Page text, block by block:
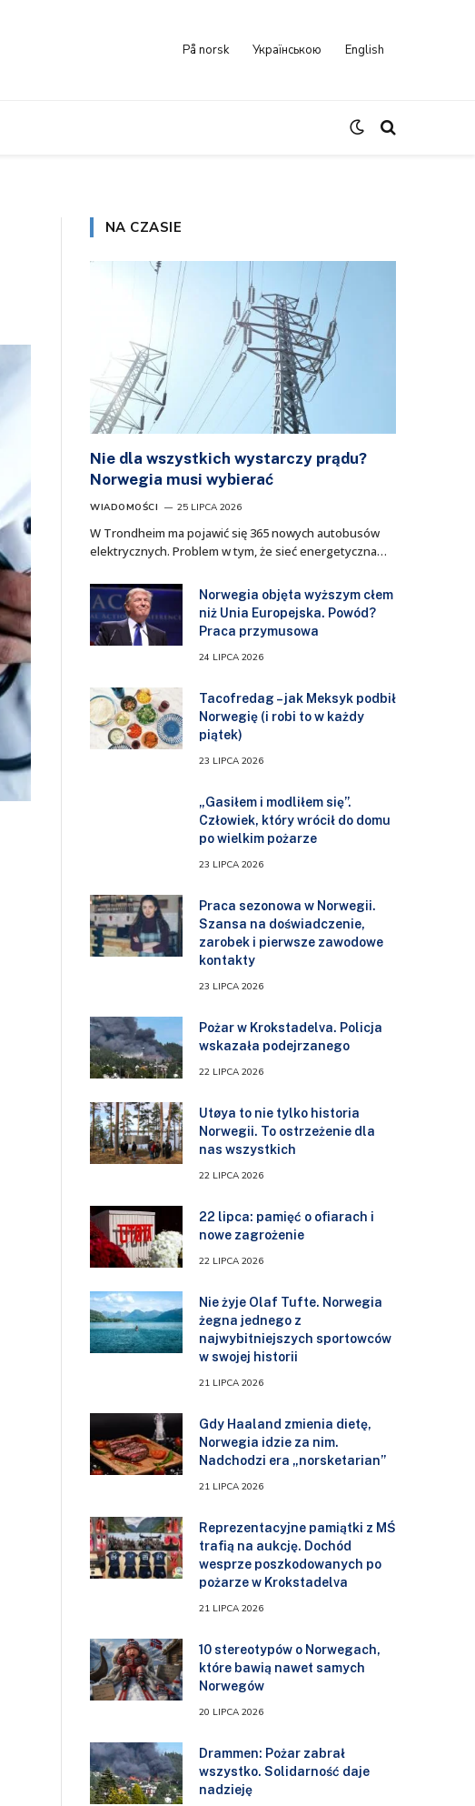
På norsk Українською English
NA CZASIE
Nie dla wszystkich wystarczy prądu?
Norwegia musi wybierać
WIADOMOŚCI 25 LIPCA 2026
W Trondheim ma pojawić się 365 nowych autobusów
elektrycznych. Problem w tym, że sieć energetyczna…
Norwegia objęta wyższym cłem
niż Unia Europejska. Powód?
Praca przymusowa
24 LIPCA 2026
Tacofredag – jak Meksyk podbił
Norwegię (i robi to w każdy
piątek)
23 LIPCA 2026
„Gasiłem i modliłem się”.
Człowiek, który wrócił do domu
po wielkim pożarze
23 LIPCA 2026
Praca sezonowa w Norwegii.
Szansa na doświadczenie,
zarobek i pierwsze zawodowe
kontakty
23 LIPCA 2026
Pożar w Krokstadelva. Policja
wskazała podejrzanego
22 LIPCA 2026
Utøya to nie tylko historia
Norwegii. To ostrzeżenie dla
nas wszystkich
22 LIPCA 2026
22 lipca: pamięć o ofiarach i
nowe zagrożenie
22 LIPCA 2026
Nie żyje Olaf Tufte. Norwegia
żegna jednego z
najwybitniejszych sportowców
w swojej historii
21 LIPCA 2026
Gdy Haaland zmienia dietę,
Norwegia idzie za nim.
Nadchodzi era „norsketarian”
21 LIPCA 2026
Reprezentacyjne pamiątki z MŚ
trafią na aukcję. Dochód
wesprze poszkodowanych po
pożarze w Krokstadelva
21 LIPCA 2026
10 stereotypów o Norwegach,
które bawią nawet samych
Norwegów
20 LIPCA 2026
Drammen: Pożar zabrał
wszystko. Solidarność daje
nadzieję